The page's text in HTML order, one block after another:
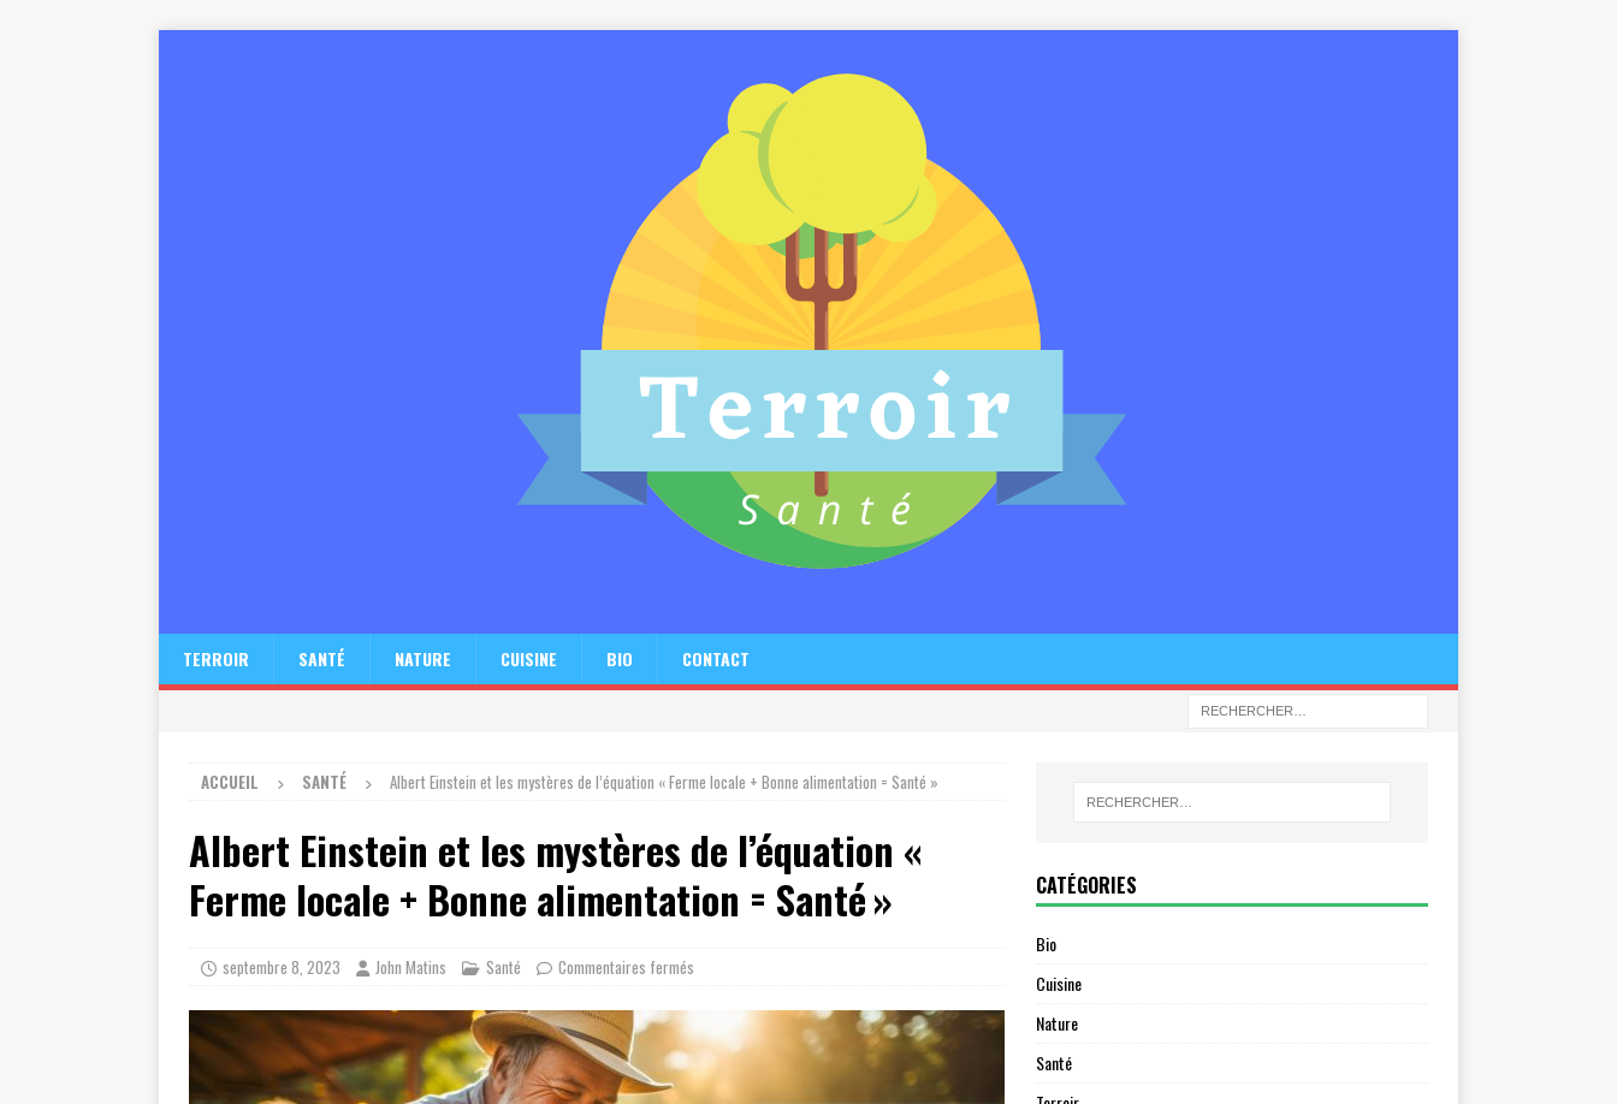
TERROIR SANTÉ NATURE CUISINE BIO CONTACT
ACCUEIL SANTÉ Albert Einstein et les mystères de l’équation « Ferme locale + Bonne alimentation = Santé »
Albert Einstein et les mystères de l’équation «
Ferme locale + Bonne alimentation = Santé »
septembre 8, 2023 John Matins Santé Commentaires fermés
CATÉGORIES
Bio
Cuisine
Nature
Santé